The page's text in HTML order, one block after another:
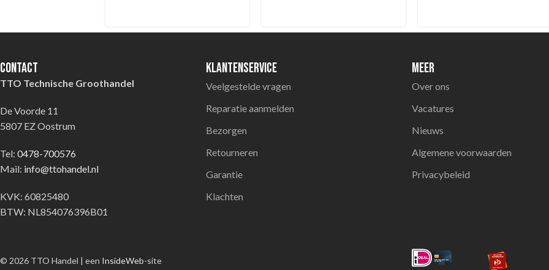
Contact
TTO Technische Groothandel
De Voorde 11
5807 EZ Oostrum
Tel: 0478-700576
Mail: info@ttohandel.nl
KVK: 60825480
BTW: NL854076396B01
Klantenservice
Veelgestelde vragen
Reparatie aanmelden
Bezorgen
Retourneren
Garantie
Klachten
Meer
Over ons
Vacatures
Nieuws
Algemene voorwaarden
Privacybeleid
© 2026 TTO Handel | een InsideWeb-site